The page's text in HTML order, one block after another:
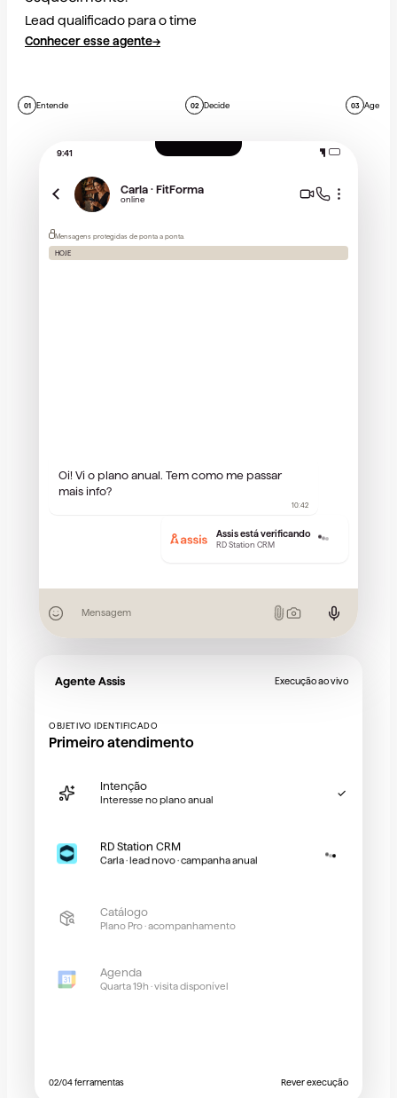
Lead qualificado para o time
Conhecer esse agente→
01 Entende 02 Decide 03 Age
Agente Assis Execução ao vivo
OBJETIVO IDENTIFICADO
Primeiro atendimento
Intenção
Interesse no plano anual
✓
RD Station CRM
Carla · lead novo · campanha anual
Catálogo
Plano Pro · acompanhamento
Agenda
Quarta 19h · visita disponível
02/04ferramentas Rever execução
9:41
Carla · FitForma
online
Mensagens protegidas de ponta a ponta.
HOJE
Oi! Vi o plano anual. Tem como me passar
mais info?
10:42
Assis está verificando
RD Station CRM
Mensagem